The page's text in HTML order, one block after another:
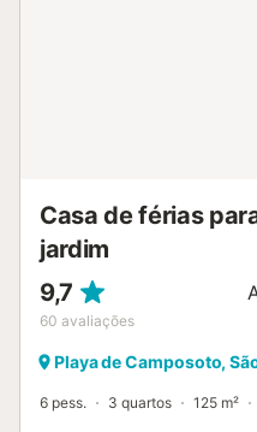
Casa de férias
jardim
9,7
60 avaliações
Playa de Camposoto,
6 pess. 3 quartos 125 m²